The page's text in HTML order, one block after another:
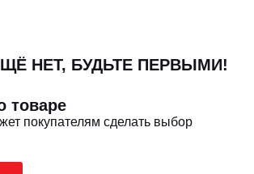
мм
НЕТ, БУДЬТЕ ПЕРВЫМИ!
товаре
покупателям сделать выбор